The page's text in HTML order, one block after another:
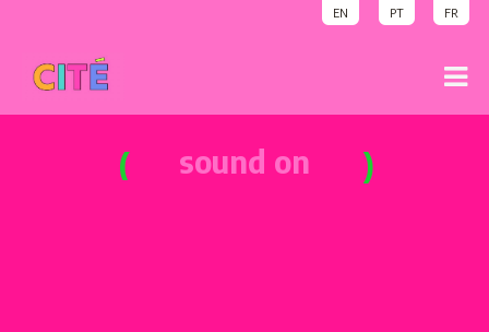
EN PT FR
sound on